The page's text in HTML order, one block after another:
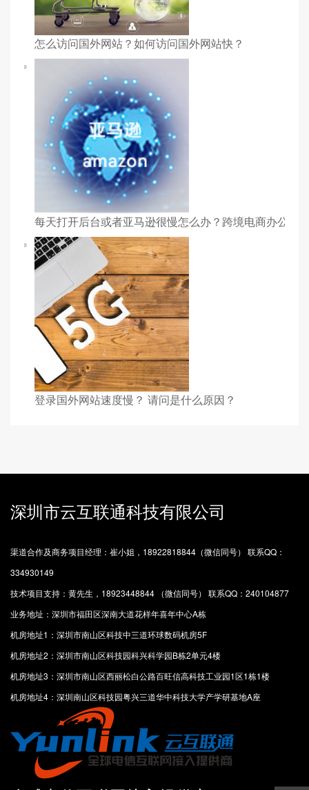
怎么访问国外网站？如何访问国外网站快？
每天打开后台或者亚马逊很慢怎么办？跨境电商办公反
登录国外网站速度慢？ 请问是什么原因？
深圳市云互联通科技有限公司
渠道合作及商务项目经理：崔小姐，18922818844（微信同号） 联系QQ：
334930149
技术项目支持：黄先生，18923448844 （微信同号） 联系QQ：240104877
业务地址：深圳市福田区深南大道花样年喜年中心A栋
机房地址1：深圳市南山区科技中三道环球数码机房5F
机房地址2：深圳市南山区科技园科兴科学园B栋2单元4楼
机房地址3：深圳市南山区西丽松白公路百旺信高科技工业园1区1栋1楼
机房地址4：深圳南山区科技园粤兴三道华中科技大学产学研基地A座